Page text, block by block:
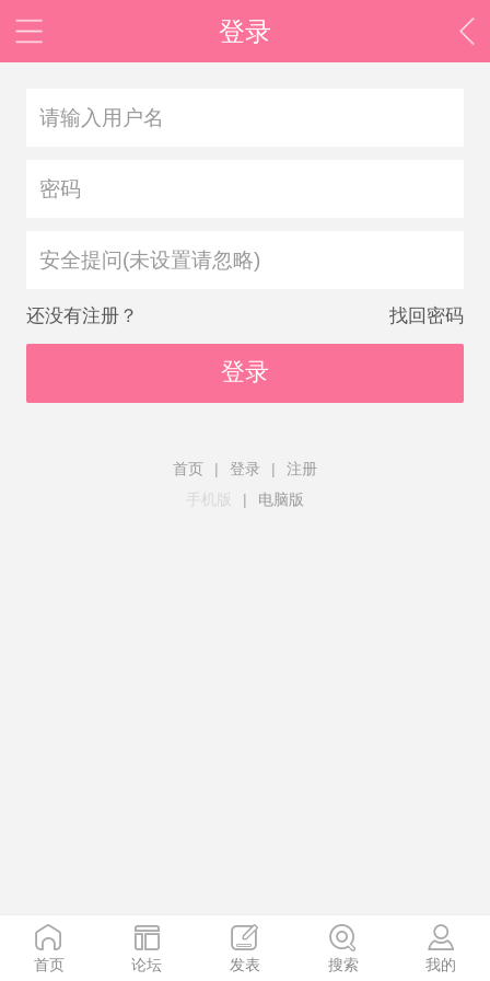
登录
安全提问(未设置请忽略)
还没有注册？ 找回密码
登录
首页 | 登录 |
注册
手机版
| 电脑版
首页 论坛 发表 搜索 我的